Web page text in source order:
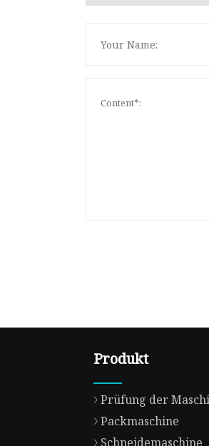
Produkt
Prüfung der
Packmaschine
Schneidemaschine